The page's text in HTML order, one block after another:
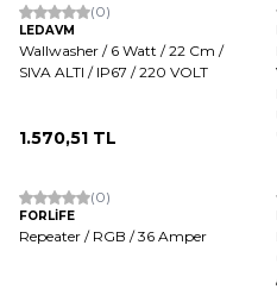
(0)
LEDAVM
Wallwasher / 6 Watt / 22 Cm /
SIVA ALTI / IP67 / 220 VOLT
1.570,51 TL
(0)
FORLİFE
Repeater / RGB / 36 Amper